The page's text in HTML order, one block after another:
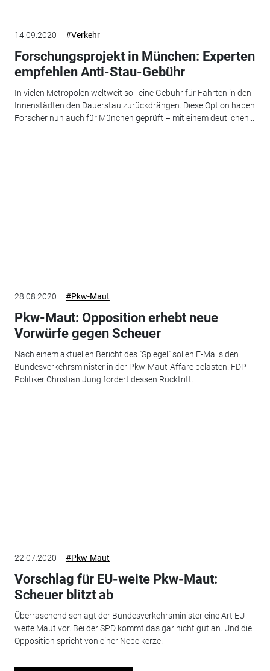
14.09.2020 #Verkehr
Forschungsprojekt in München: Experten
empfehlen Anti-Stau-Gebühr
In vielen Metropolen weltweit soll eine Gebühr für Fahrten in den
Innenstädten den Dauerstau zurückdrängen. Diese Option haben
Forscher nun auch für München geprüft – mit einem deutlichen...
28.08.2020 #Pkw-Maut
Pkw-Maut: Opposition erhebt neue
Vorwürfe gegen Scheuer
Nach einem aktuellen Bericht des "Spiegel" sollen E-Mails den
Bundesverkehrsminister in der Pkw-Maut-Affäre belasten. FDP-
Politiker Christian Jung fordert dessen Rücktritt.
22.07.2020 #Pkw-Maut
Vorschlag für EU-weite Pkw-Maut:
Scheuer blitzt ab
Überraschend schlägt der Bundesverkehrsminister eine Art EU-
weite Maut vor. Bei der SPD kommt das gar nicht gut an. Und die
Opposition spricht von einer Nebelkerze.